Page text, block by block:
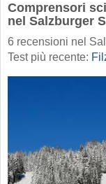
Comprensori
nel Salzburger
6 recensioni nel
Test più recente: